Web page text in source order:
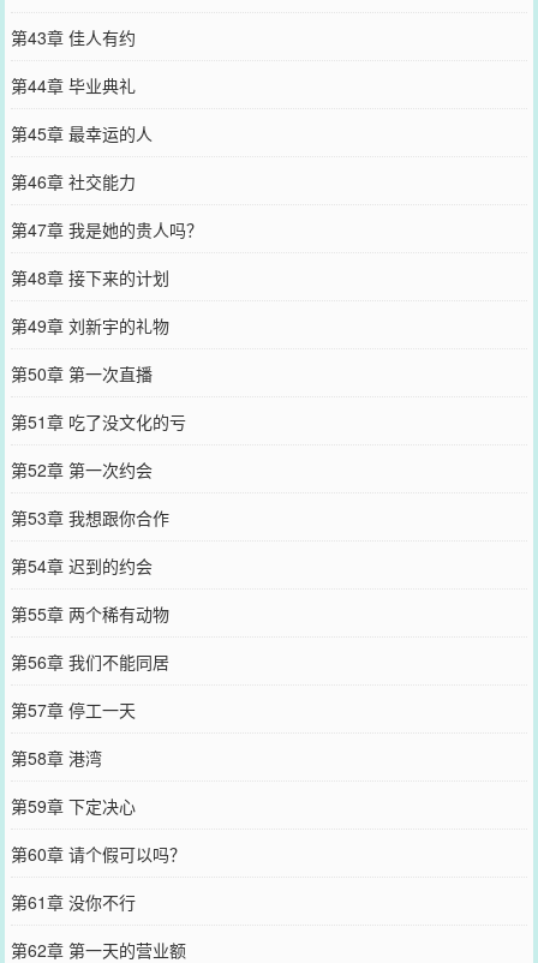
第43章 佳人有约
第44章 毕业典礼
第45章 最幸运的人
第46章 社交能力
第47章 我是她的贵人吗？
第48章 接下来的计划
第49章 刘新宇的礼物
第50章 第一次直播
第51章 吃了没文化的亏
第52章 第一次约会
第53章 我想跟你合作
第54章 迟到的约会
第55章 两个稀有动物
第56章 我们不能同居
第57章 停工一天
第58章 港湾
第59章 下定决心
第60章 请个假可以吗？
第61章 没你不行
第62章 第一天的营业额